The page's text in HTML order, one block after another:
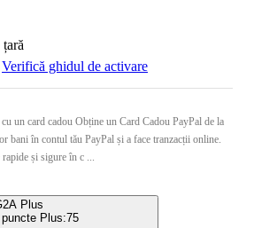
Verifică ghidul de activare
un card cadou Obține un Card Cadou PayPal de la
bani în contul tău PayPal și a face tranzacții online.
și sigure în c ...
Plus
Plus:75